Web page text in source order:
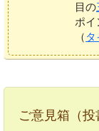
目の
ポイ
（
ご意見箱（投